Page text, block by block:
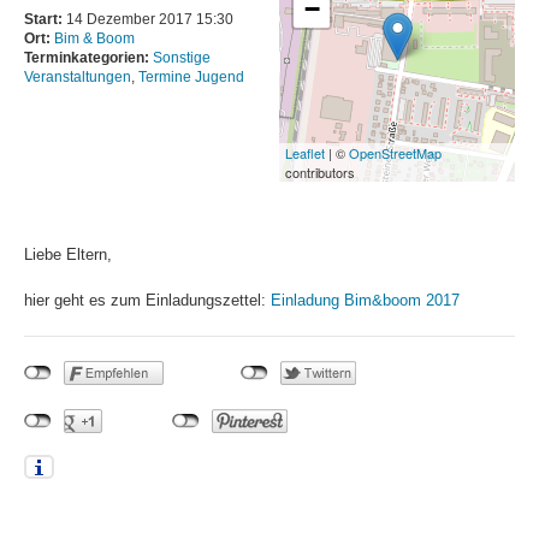
Schwimmhallen
Baumschulenweg
SSE Europa-Sportpark
Trainingszeiten
Zingster Straße
News
Start: 14 Dezember 2017 15:30
Ort: Bim & Boom
Terminkategorien: Sonstige
Veranstaltungen Termine Jugend
−
Leaflet | ©OpenStreetMap
contributors
Liebe Eltern,
hier geht es zum Einladungszettel: Einladung Bim&boom 2017